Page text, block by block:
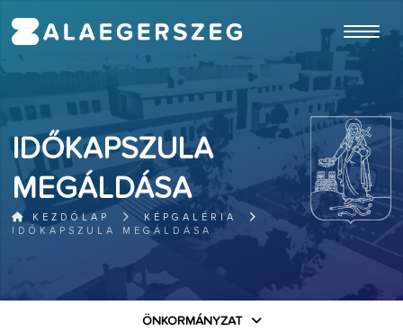
IDŐKAPSZULA
MEGÁLDÁSA
KEZDŐLAP
KÉPGALÉRIA
IDŐKAPSZULA MEGÁLDÁSA
ÖNKORMÁNYZAT